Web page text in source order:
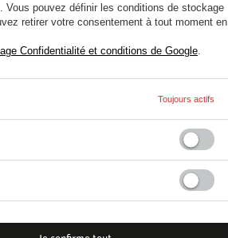
POSEZ UNE QUESTION
Vous pouvez définir les conditions de stockage
retirer votre consentement à tout moment en
Confidentialité et conditions de Google
Toujours actifs